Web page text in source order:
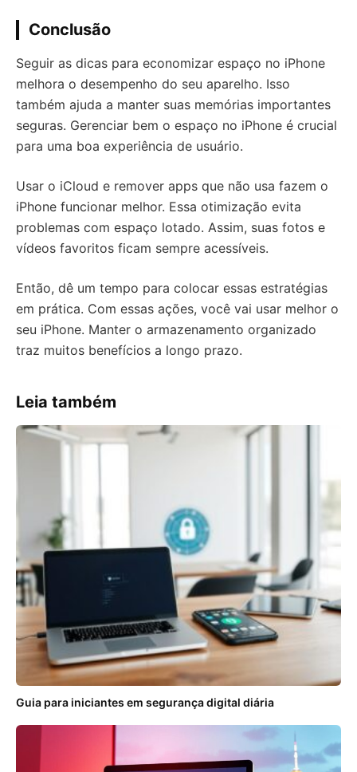
Conclusão
Seguir as dicas para economizar espaço no iPhone
melhora o desempenho do seu aparelho. Isso
também ajuda a manter suas memórias importantes
seguras. Gerenciar bem o espaço no iPhone é crucial
para uma boa experiência de usuário.
Usar o iCloud e remover apps que não usa fazem o
iPhone funcionar melhor. Essa otimização evita
problemas com espaço lotado. Assim, suas fotos e
vídeos favoritos ficam sempre acessíveis.
Então, dê um tempo para colocar essas estratégias
em prática. Com essas ações, você vai usar melhor o
seu iPhone. Manter o armazenamento organizado
traz muitos benefícios a longo prazo.
Leia também
Guia para iniciantes em segurança digital diária